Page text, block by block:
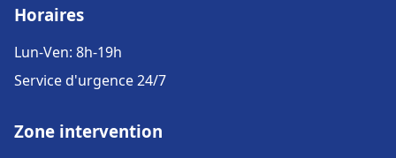
Horaires
Lun-Ven: 8h-19h
Service d'urgence 24/7
Zone intervention